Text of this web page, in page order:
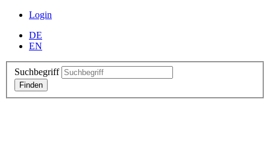
Login
DE
EN
Suchbegriff